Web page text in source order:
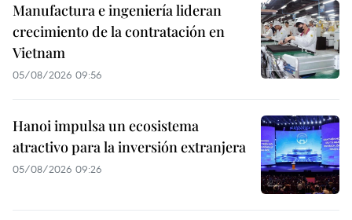
Manufactura e ingeniería lideran
crecimiento de la contratación en
Vietnam
05/08/2026 09:56
Hanoi impulsa un ecosistema
atractivo para la inversión extranjera
05/08/2026 09:26